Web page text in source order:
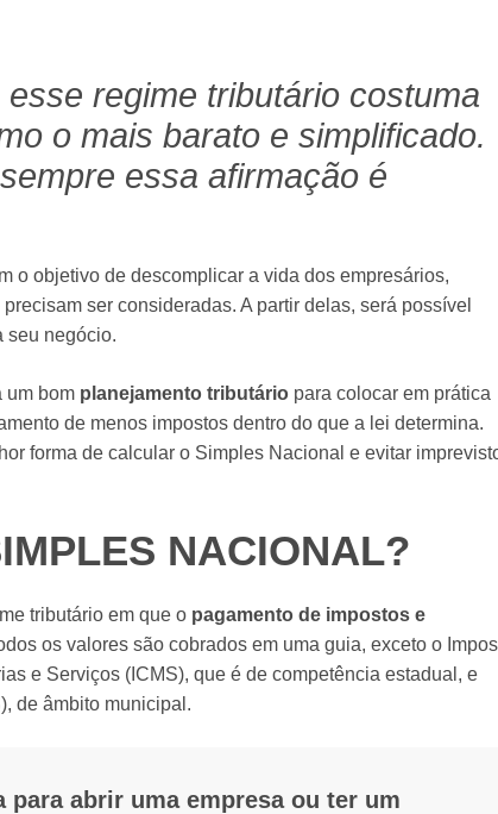
regime tributário costuma
o mais barato e simplificado.
essa afirmação é
o objetivo de descomplicar a vida dos empresários,
precisam ser consideradas. A partir delas, será possível
seu negócio.
um bom planejamento tributário para colocar em prática
de menos impostos dentro do que a lei determina.
forma de calcular o Simples Nacional e evitar
NACIONAL?
tributário em que o pagamento de impostos e
os valores são cobrados em uma guia, exceto o
e Serviços (ICMS), que é de competência estadual, e
de âmbito municipal.
para abrir uma empresa ou ter um